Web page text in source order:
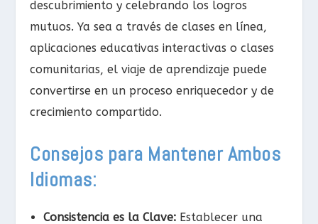
descubrimiento y celebrando los logros
mutuos. Ya sea a través de clases en línea,
aplicaciones educativas interactivas o clases
comunitarias, el viaje de aprendizaje puede
convertirse en un proceso enriquecedor y de
crecimiento compartido.
Consejos para Mantener Ambos
Idiomas:
Consistencia es la Clave:Establecer una